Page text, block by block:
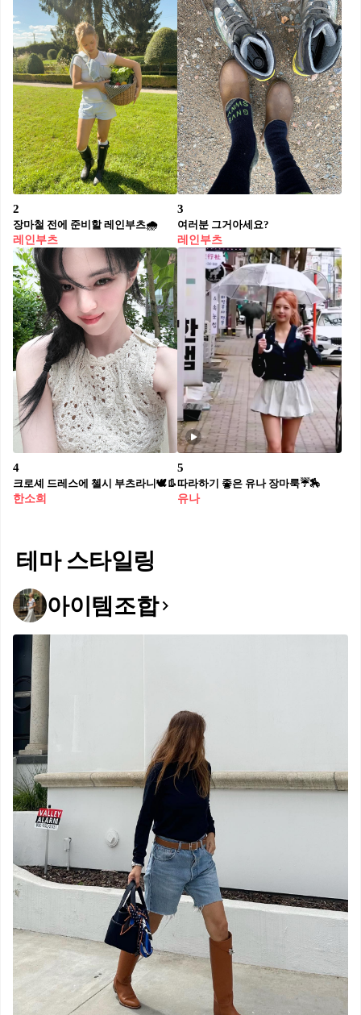
2
장마철 전에 준비할 레인부츠🌧️
레인부츠
3
여러분 그거아세요?
레인부츠
4
크로셰 드레스에 첼시 부츠라니🕊👢
한소희
5
따라하기 좋은 유나 장마룩☔️🏇
유나
테마 스타일링
아이템조합